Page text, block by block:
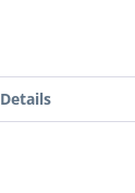
Details